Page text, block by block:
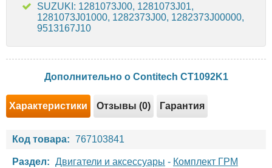
SUZUKI: 1281073J00, 1281073J01,
1281073J01000, 1282373J00, 1282373J00000,
9513167J10
Дополнительно о Contitech CT1092K1
Характеристики Отзывы (0) Гарантия
Код товара: 767103841
Раздел: Двигатели и аксессуары - Комплект ГРМ